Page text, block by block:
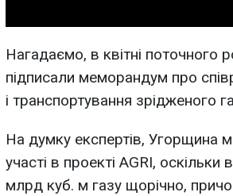
Нагадаємо, в квітні поточного
підписали меморандум про
і транспортування зрідженого
На думку експертів, Угорщина
участі в проекті AGRI,
млрд куб. м газу щорічно,